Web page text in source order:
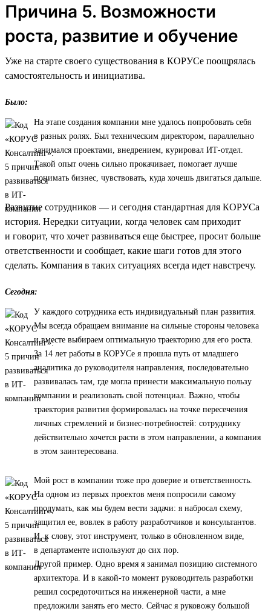
Причина 5. Возможности
роста, развитие и обучение
Уже на старте своего существования в КОРУСе поощрялась
самостоятельность и инициатива.
Было:
На этапе создания компании мне удалось попробовать себя
в разных ролях. Был техническим директором, параллельно
занимался проектами, внедрением, курировал ИТ-отдел.
Такой опыт очень сильно прокачивает, помогает лучше
понимать бизнес, чувствовать, куда хочешь двигаться дальше.
Развитие сотрудников — и сегодня стандартная для КОРУСа
история. Нередки ситуации, когда человек сам приходит
и говорит, что хочет развиваться еще быстрее, просит больше
ответственности и сообщает, какие шаги готов для этого
сделать. Компания в таких ситуациях всегда идет навстречу.
Сегодня:
У каждого сотрудника есть индивидуальный план развития.
Мы всегда обращаем внимание на сильные стороны человека
и вместе выбираем оптимальную траекторию для его роста.
За 14 лет работы в КОРУСе я прошла путь от младшего
аналитика до руководителя направления, последовательно
развивалась там, где могла принести максимальную пользу
компании и реализовать свой потенциал. Важно, чтобы
траектория развития формировалась на точке пересечения
личных стремлений и бизнес-потребностей: сотруднику
действительно хочется расти в этом направлении, а компания
в этом заинтересована.
Мой рост в компании тоже про доверие и ответственность.
На одном из первых проектов меня попросили самому
продумать, как мы будем вести задачи: я набросал схему,
защитил ее, вовлек в работу разработчиков и консультантов.
И, к слову, этот инструмент, только в обновленном виде,
в департаменте используют до сих пор.
Другой пример. Одно время я занимал позицию системного
архитектора. И в какой-то момент руководитель разработки
решил сосредоточиться на инженерной части, а мне
предложили занять его место. Сейчас я руковожу большой